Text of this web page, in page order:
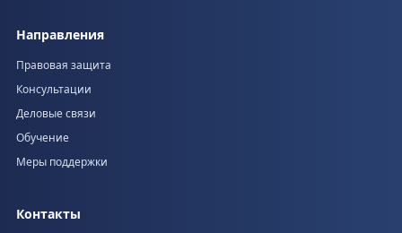
Направления
Правовая защита
Консультации
Деловые связи
Обучение
Меры поддержки
Контакты